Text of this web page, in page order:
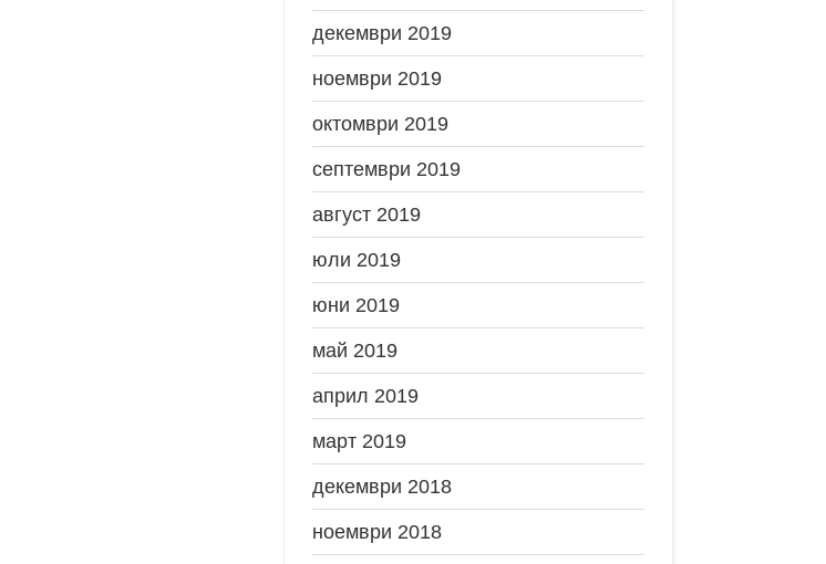
декември 2019
ноември 2019
октомври 2019
септември 2019
август 2019
юли 2019
юни 2019
май 2019
април 2019
март 2019
декември 2018
ноември 2018